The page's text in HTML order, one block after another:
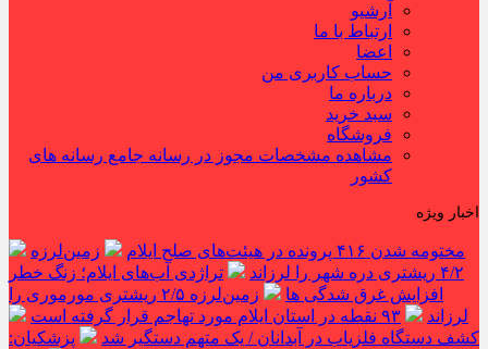
آرشیو
ارتباط با ما
اعضا
حساب کاربری من
درباره ما
سبد خرید
فروشگاه
مشاهده مشخصات مجوز در رسانه جامع رسانه های
کشور
اخبار ویژه
مختومه شدن ۴۱۶ پرونده در هیئت‌های صلح ایلام
زمین‌لرزه
۴/۲ ریشتری دره شهر را لرزاند
تراژدی آب‌های ایلام؛ زنگ خطر
افزایش غرق شدگی ها
زمین‌لرزه ۲/۵ ریشتری مورموری را
لرزاند
۹۳ نقطه در استان ایلام مورد تهاجم قرار گرفته است
کشف دستگاه فلزیاب در آبدانان / یک متهم دستگیر شد
پزشکیان: